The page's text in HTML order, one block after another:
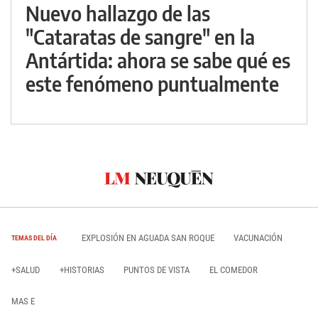
Nuevo hallazgo de las
"Cataratas de sangre" en la
Antártida: ahora se sabe qué es
este fenómeno puntualmente
TEMAS DEL DÍA EXPLOSIÓN EN AGUADA SAN ROQUE VACUNACIÓN
+SALUD +HISTORIAS PUNTOS DE VISTA EL COMEDOR
MAS E